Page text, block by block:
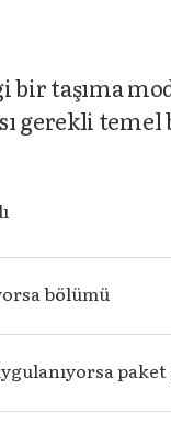
taşıma
gerekli
bölümü